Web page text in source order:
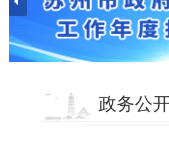
政务公